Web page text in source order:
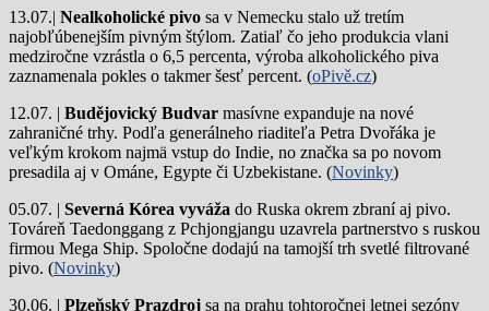
13.07.| Nealkoholické pivo sa v Nemecku stalo už tretím
najobľúbenejším pivným štýlom. Zatiaľ čo jeho produkcia vlani
medziročne vzrástla o 6,5 percenta, výroba alkoholického piva
zaznamenala pokles o takmer šesť percent. (oPivě.cz)
12.07. | Budějovický Budvar masívne expanduje na nové
zahraničné trhy. Podľa generálneho riaditeľa Petra Dvořáka je
veľkým krokom najmä vstup do Indie, no značka sa po novom
presadila aj v Ománe, Egypte či Uzbekistane. (Novinky)
05.07. | Severná Kórea vyváža do Ruska okrem zbraní aj pivo.
Továreň Taedonggang z Pchjongjangu uzavrela partnerstvo s ruskou
firmou Mega Ship. Spoločne dodajú na tamojší trh svetlé filtrované
pivo. (Novinky)
30.06. | Plzeňský Prazdroj sa na prahu tohtoročnej letnej sezóny